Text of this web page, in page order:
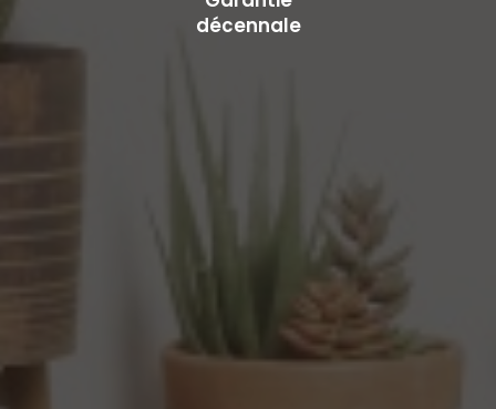
décennale